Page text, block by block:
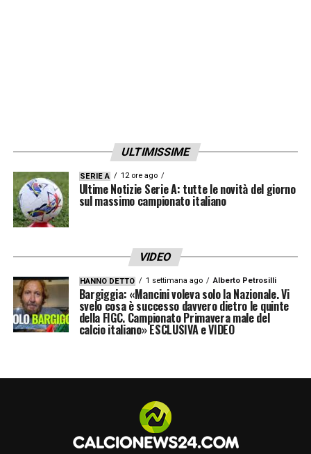
ULTIMISSIME
SERIE A 12 ore ago
Ultime Notizie Serie A: tutte le novità del giorno
sul massimo campionato italiano
VIDEO
HANNO DETTO 1 settimana ago Alberto Petrosilli
Bargiggia: «Mancini voleva solo la Nazionale. Vi
svelo cosa è successo davvero dietro le quinte
della FIGC. Campionato Primavera male del
calcio italiano» ESCLUSIVA e VIDEO